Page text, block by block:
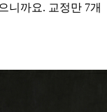
니까요. 교정만 7개